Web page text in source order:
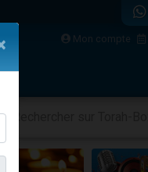
Mon compte